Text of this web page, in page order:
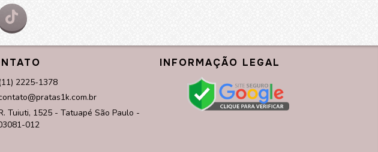
2225-1378
Tuiuti, 1525 - Tatuapé São Paulo -
012
INFORMAÇÃO LEGAL